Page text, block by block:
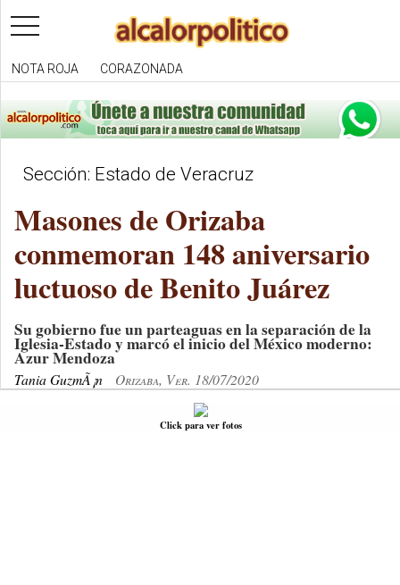
toggle
navigation
NOTA ROJA CORAZONADA
Sección: Estado de Veracruz
Masones de Orizaba
conmemoran 148 aniversario
luctuoso de Benito Juárez
Su gobierno fue un parteaguas en la separación de la
Iglesia-Estado y marcó el inicio del México moderno:
Azur Mendoza
Tania GuzmÃ¡n Orizaba, Ver. 18/07/2020
Click para ver fotos